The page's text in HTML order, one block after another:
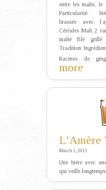
entre les malts, le
Particularité:
brassée avec
Céréales Malt 2
malté Blé grillé
Tradition
Racines de
more
L’Amère
March 1, 2013
Une bière avec
qui veille